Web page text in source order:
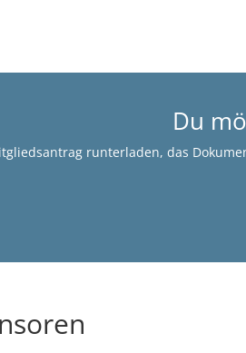
Du
runterladen, das